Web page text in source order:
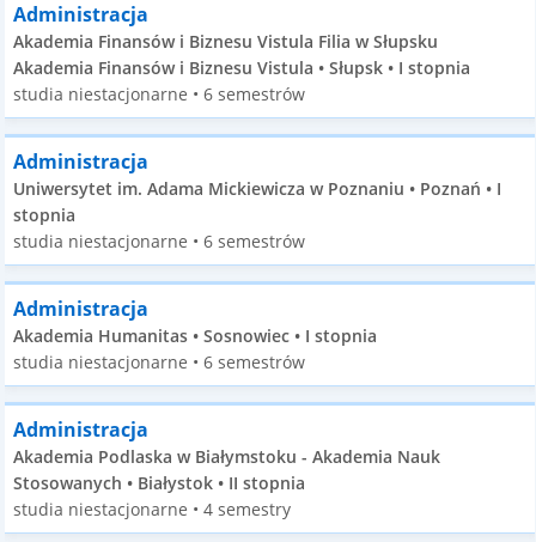
Administracja
Akademia Finansów i Biznesu Vistula Filia w Słupsku
Akademia Finansów i Biznesu Vistula • Słupsk • I stopnia
studia niestacjonarne • 6 semestrów
Administracja
Uniwersytet im. Adama Mickiewicza w Poznaniu • Poznań • I
stopnia
studia niestacjonarne • 6 semestrów
Administracja
Akademia Humanitas • Sosnowiec • I stopnia
studia niestacjonarne • 6 semestrów
Administracja
Akademia Podlaska w Białymstoku - Akademia Nauk
Stosowanych • Białystok • II stopnia
studia niestacjonarne • 4 semestry